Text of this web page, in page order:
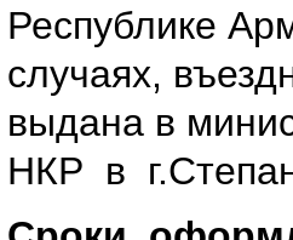
Республике
случаях,
выдана в
НКР в